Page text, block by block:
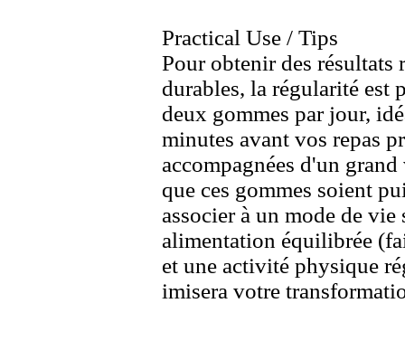
Practical Use / Tips
Pour obtenir des résultats
durables, la régularité est
deux gommes par jour,
minutes avant vos repas
accompagnées d'un grand
que ces gommes soient
associer à un mode de vie
alimentation équilibrée
et une activité physique
imisera votre